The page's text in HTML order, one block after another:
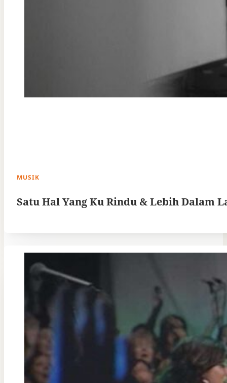
MUSIK
Satu Hal Yang Ku Rindu & Lebih Dalam